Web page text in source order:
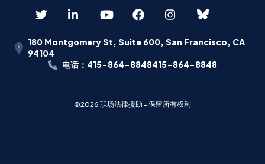
180 Montgomery St, Suite 600, San Francisco, CA
94104
电话：415-864-8848415-864-8848
©2026 职场法律援助 - 保留所有权利